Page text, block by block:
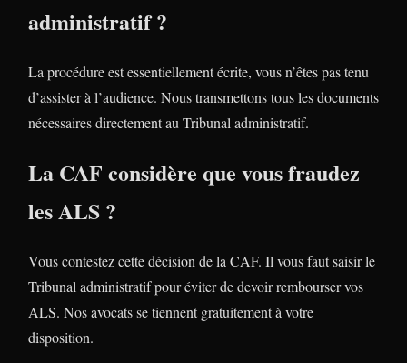
administratif ?
La procédure est essentiellement écrite, vous n’êtes pas tenu
d’assister à l’audience. Nous transmettons tous les documents
nécessaires directement au Tribunal administratif.
La CAF considère que vous fraudez
les ALS ?
Vous contestez cette décision de la CAF. Il vous faut saisir le
Tribunal administratif pour éviter de devoir rembourser vos
ALS. Nos avocats se tiennent gratuitement à votre
disposition.